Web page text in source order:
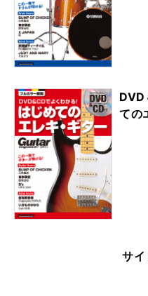
DVD
ての
サイ